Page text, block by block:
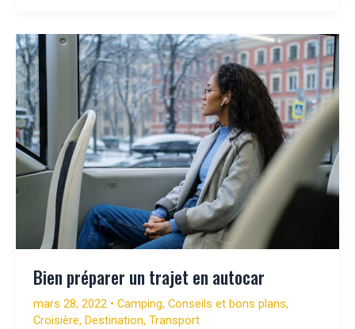
Bien préparer un trajet en autocar
mars 28, 2022 • Camping, Conseils et bons plans,
Croisière, Destination, Transport